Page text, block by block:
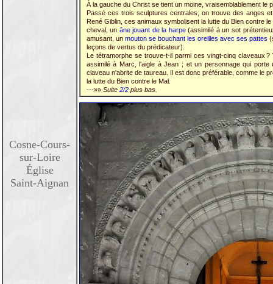
Cosne-Cours-
sur-Loire
Église
Saint-Aignan
À la gauche du Christ se tient un moine, vraisemblablement le
Passé ces trois sculptures centrales, on trouve des anges
René Giblin, ces animaux symbolisent la lutte du Bien contre
cheval, un âne jouant de la harpe(assimilé à un sot
amusant, un mouton se bouchant les oreilles avec ses pattes
leçons de vertus du prédicateur).
Le tétramorphe se trouve-t-il parmi ces vingt-cinq claveaux
assimilé à Marc, l'aigle à Jean ; et un personnage qui
claveau n'abrite de taureau. Il est donc préférable, comme le
la lutte du Bien contre le Mal.
---»» Suite 2/2plus bas.